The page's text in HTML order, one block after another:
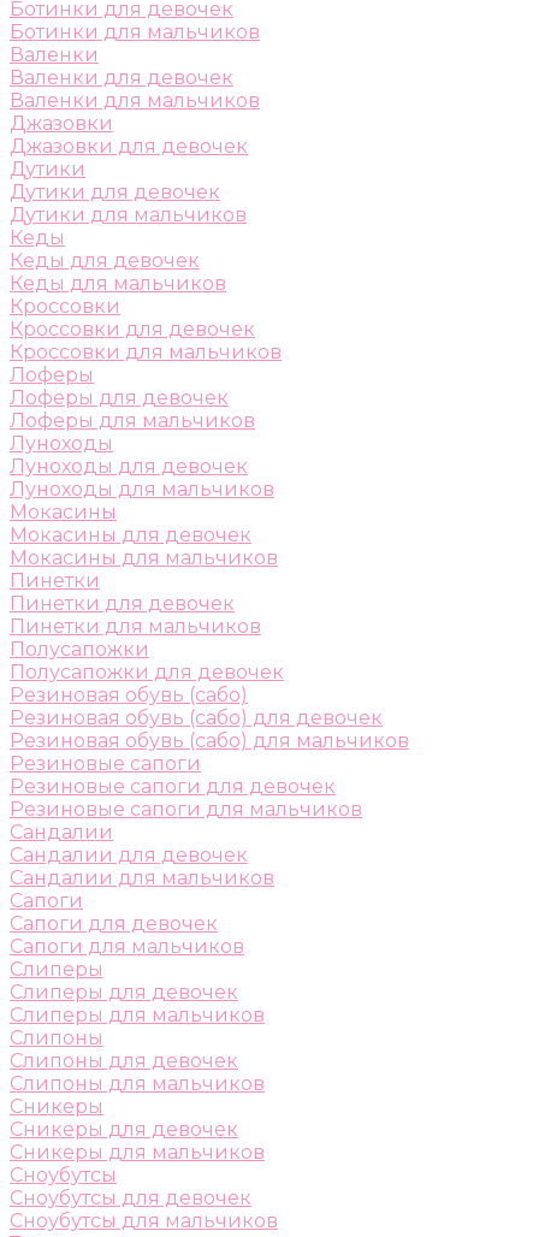
Ботинки для девочек
Ботинки для мальчиков
Валенки
Валенки для девочек
Валенки для мальчиков
Джазовки
Джазовки для девочек
Дутики
Дутики для девочек
Дутики для мальчиков
Кеды
Кеды для девочек
Кеды для мальчиков
Кроссовки
Кроссовки для девочек
Кроссовки для мальчиков
Лоферы
Лоферы для девочек
Лоферы для мальчиков
Луноходы
Луноходы для девочек
Луноходы для мальчиков
Мокасины
Мокасины для девочек
Мокасины для мальчиков
Пинетки
Пинетки для девочек
Пинетки для мальчиков
Полусапожки
Полусапожки для девочек
Резиновая обувь (сабо)
Резиновая обувь (сабо) для девочек
Резиновая обувь (сабо) для мальчиков
Резиновые сапоги
Резиновые сапоги для девочек
Резиновые сапоги для мальчиков
Сандалии
Сандалии для девочек
Сандалии для мальчиков
Сапоги
Сапоги для девочек
Сапоги для мальчиков
Слиперы
Слиперы для девочек
Слиперы для мальчиков
Слипоны
Слипоны для девочек
Слипоны для мальчиков
Сникеры
Сникеры для девочек
Сникеры для мальчиков
Сноубутсы
Сноубутсы для девочек
Сноубутсы для мальчиков